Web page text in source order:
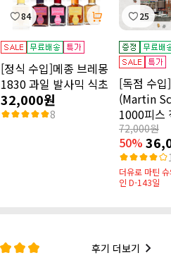
84
[정식 수입]메종 브레몽
1830 과일 발사믹 식초
32,000원
8
25
[독점 수
(Martin
1000피스
72,000원
50%
더유로 마틴
인 D-143일
후기 더보기